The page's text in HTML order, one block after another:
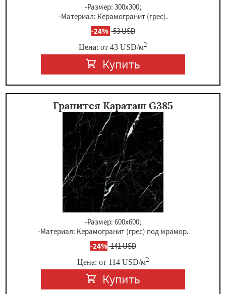
-Размер: 300х300;
-Материал: Керамогранит (грес).
-24% 53 USD
Цена: от 43 USD/м2
Купить
Гранитея Караташ G385
-Размер: 600x600;
-Материал: Керамогранит (грес) под мрамор.
-24%141 USD
Цена: от 114 USD/м2
Купить